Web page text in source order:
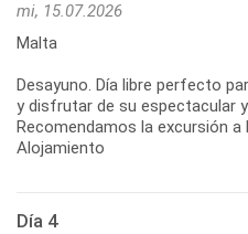
mi, 15.07.2026
Malta
Desayuno. Día libre perfecto
y disfrutar de su espectacular
Recomendamos la excursión a
Día 4